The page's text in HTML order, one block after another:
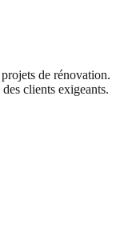
de rénovation.
clients exigeants.